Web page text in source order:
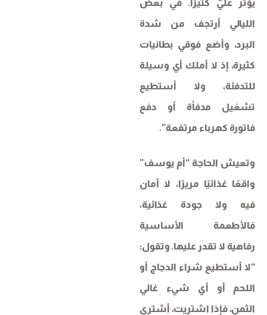
يؤثر عليّ كثيرًا. في بعض
الليالي أرتجف من شدة
البرد، وأضع فوقي بطانيات
كثيرة، إذ لا أملك أي وسيلة
للتدفئة، ولا أستطيع
تشغيل مدفأة أو دفع
فاتورة كهرباء مرتفعة”.
وتعيش الحاجة “أم يوسف”
واقعًا غذائيًا مريرًا، لا أمان
فيه ولا جودة غذائية،
فالأطعمة الأساسية
رفاهية لا تقدر عليها. وتقول:
“لا أستطيع شراء الدجاج أو
اللحم أو أي شيء غالي
الثمن، فإذا اشتريت، أشتري